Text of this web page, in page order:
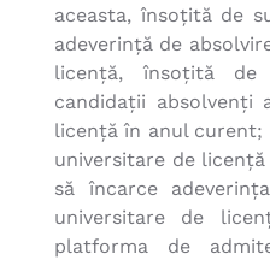
aceasta, însoțită de
adeverință de
licență, însoțită de
candidații absolvenți
licență în anul curent;
universitare de
să încarce
universitare de
platforma de